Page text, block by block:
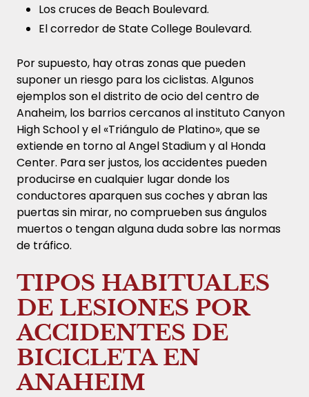
Los cruces de Beach Boulevard.
El corredor de State College Boulevard.
Por supuesto, hay otras zonas que pueden
suponer un riesgo para los ciclistas. Algunos
ejemplos son el distrito de ocio del centro de
Anaheim, los barrios cercanos al instituto Canyon
High School y el «Triángulo de Platino», que se
extiende en torno al Angel Stadium y al Honda
Center. Para ser justos, los accidentes pueden
producirse en cualquier lugar donde los
conductores aparquen sus coches y abran las
puertas sin mirar, no comprueben sus ángulos
muertos o tengan alguna duda sobre las normas
de tráfico.
TIPOS HABITUALES
DE LESIONES POR
ACCIDENTES DE
BICICLETA EN
ANAHEIM